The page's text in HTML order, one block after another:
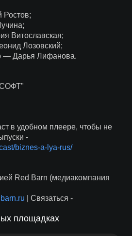
Витославская;
Лозовский;
— Дарья Лифанова.
в удобном плеере, чтобы не
-
biznes-a-lya-rus/
Red Barn (медиакомпания
| Связаться -
площадках